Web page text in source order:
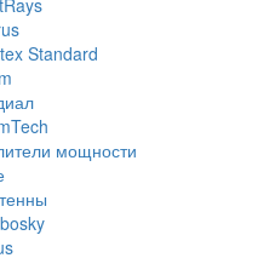
Standard
мощности